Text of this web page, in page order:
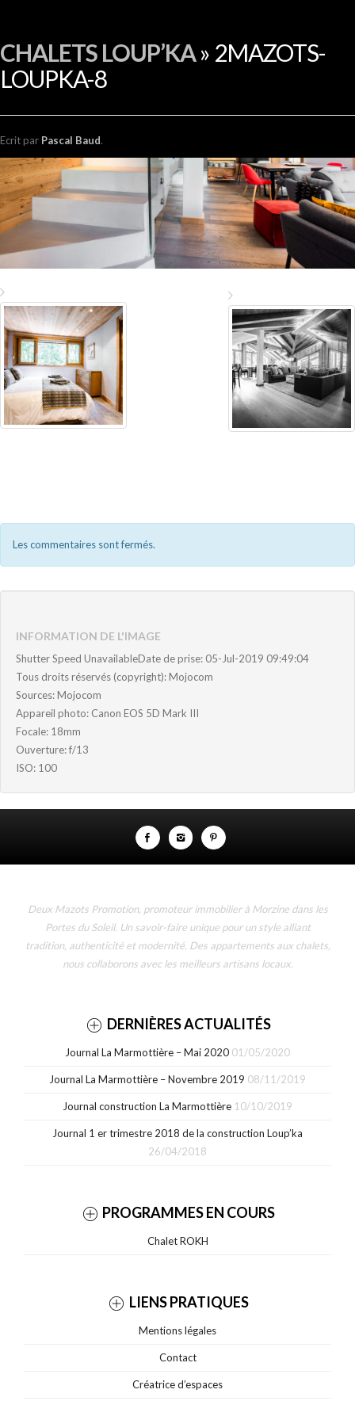
CHALETS LOUP’KA» 2MAZOTS-
LOUPKA-8
Ecrit par Pascal Baud.
Les commentaires sont fermés.
INFORMATION DE L'IMAGE
Shutter Speed UnavailableDate de prise: 05-Jul-2019 09:49:04
Tous droits réservés (copyright): Mojocom
Sources: Mojocom
Appareil photo: Canon EOS 5D Mark III
Focale: 18mm
Ouverture: f/13
ISO: 100
Deux Mazots Promotion, promoteur immobilier à Morzine dans les
Portes du Soleil. Un savoir-faire unique pour un style alliant
tradition, authenticité et modernité. Des appartements aux chalets,
nous collaborons avec les meilleurs artisans locaux.
DERNIÈRES ACTUALITÉS
Journal La Marmottière – Mai 2020 01/05/2020
Journal La Marmottière – Novembre 2019 08/11/2019
Journal construction La Marmottière 10/10/2019
Journal 1 er trimestre 2018 de la construction Loup’ka
26/04/2018
PROGRAMMES EN COURS
Chalet ROKH
LIENS PRATIQUES
Mentions légales
Contact
Créatrice d’espaces